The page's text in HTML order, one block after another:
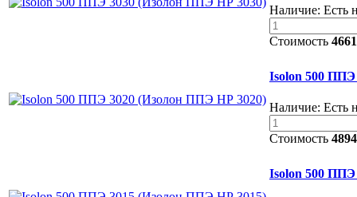
Наличие: Есть
Стоимость
Isolon 500
Наличие: Есть
Стоимость
Isolon 500